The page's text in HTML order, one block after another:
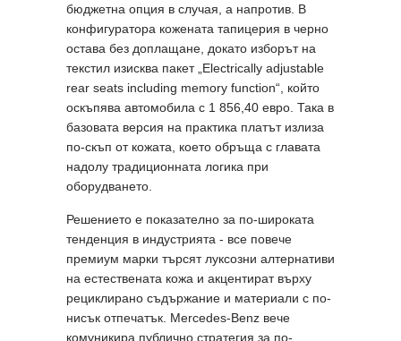
бюджетна опция в случая, а напротив. В
конфигуратора кожената тапицерия в черно
остава без доплащане, докато изборът на
текстил изисква пакет „Electrically adjustable
rear seats including memory function“, който
оскъпява автомобила с 1 856,40 евро. Така в
базовата версия на практика платът излиза
по-скъп от кожата, което обръща с главата
надолу традиционната логика при
оборудването.
Решението е показателно за по-широката
тенденция в индустрията - все повече
премиум марки търсят луксозни алтернативи
на естествената кожа и акцентират върху
рециклирано съдържание и материали с по-
нисък отпечатък. Mercedes-Benz вече
комуникира публично стратегия за по-